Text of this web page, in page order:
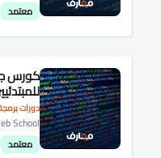
معتمد
دورات
كورس
School
معتمد